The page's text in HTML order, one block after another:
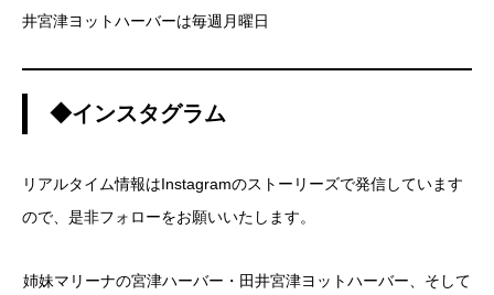
井宮津ヨットハーバーは毎週月曜日
◆インスタグラム
リアルタイム情報はInstagramのストーリーズで発信しています
ので、是非フォローをお願いいたします。
姉妹マリーナの宮津ハーバー・田井宮津ヨットハーバー、そして